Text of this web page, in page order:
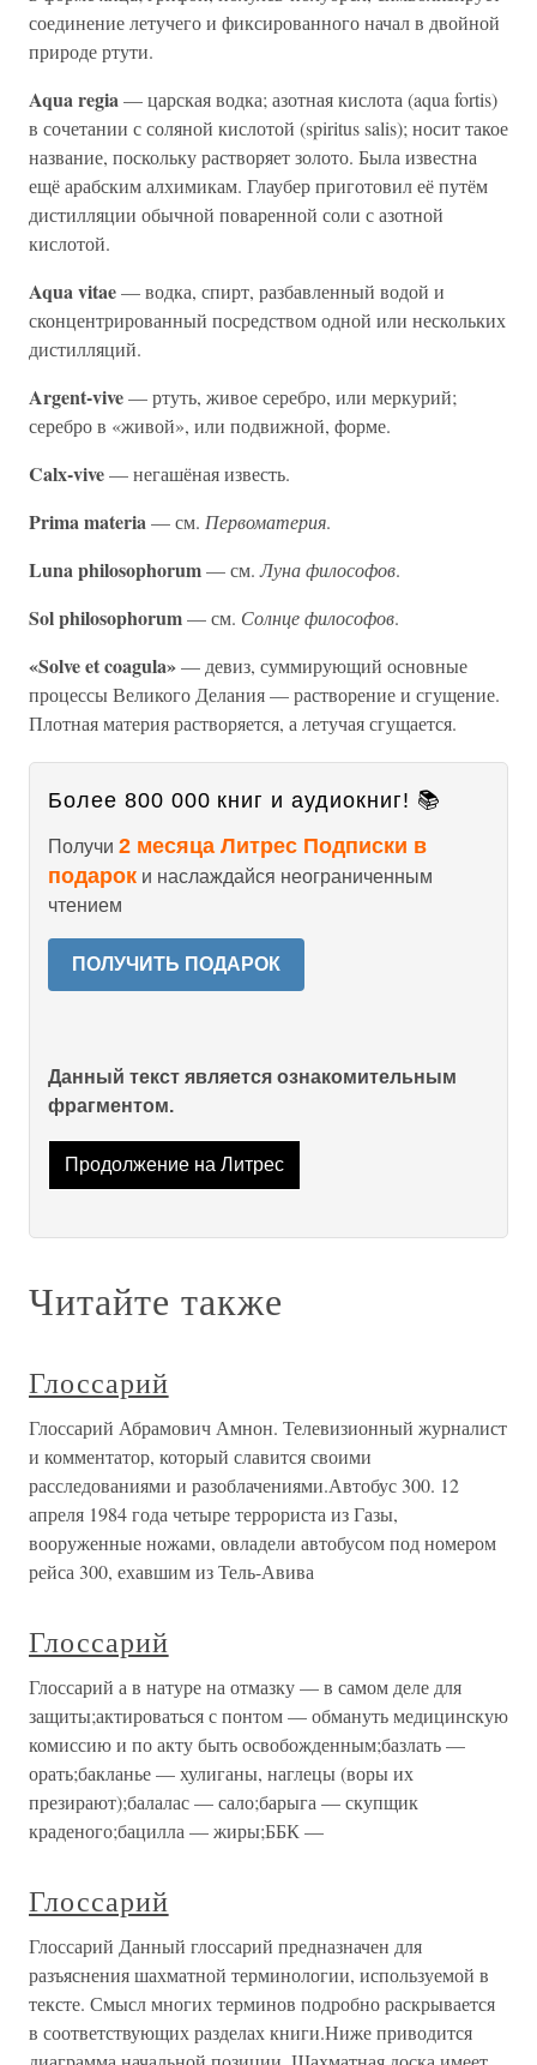
соединение летучего и фиксированного начал в двойной
природе ртути.
Aqua regia— царская водка; азотная кислота (aqua fortis)
в сочетании с соляной кислотой (spiritus salis); носит такое
название, поскольку растворяет золото. Была известна
ещё арабским алхимикам. Глаубер приготовил её путём
дистилляции обычной поваренной соли с азотной
кислотой.
Aqua vitae— водка, спирт, разбавленный водой и
сконцентрированный посредством одной или нескольких
дистилляций.
Argent-vive— ртуть, живое серебро, или меркурий;
серебро в «живой», или подвижной, форме.
Calx-vive— негашёная известь.
Prima materia— см. Первоматерия.
Luna philosophorum— см.Луна философов.
Sol philosophorum— см. Солнце философов.
«Solve et coagula»— девиз, суммирующий основные
процессы Великого Делания — растворение и сгущение.
Плотная материя растворяется, а летучая сгущается.
Более 800 000 книг и аудиокниг! 📚
Получи 2 месяца Литрес Подписки в
подарок и наслаждайся неограниченным
чтением
ПОЛУЧИТЬ ПОДАРОК
Данный текст является ознакомительным
фрагментом.
Продолжение на Литрес
Читайте также
Глоссарий
Глоссарий Абрамович Амнон. Телевизионный журналист
и комментатор, который славится своими
расследованиями и разоблачениями.Автобус 300. 12
апреля 1984 года четыре террориста из Газы,
вооруженные ножами, овладели автобусом под номером
рейса 300, ехавшим из Тель-Авива
Глоссарий
Глоссарий а в натуре на отмазку — в самом деле для
защиты;актироваться с понтом — обмануть медицинскую
комиссию и по акту быть освобожденным;базлать —
орать;бакланье — хулиганы, наглецы (воры их
презирают);балалас — сало;барыга — скупщик
краденого;бацилла — жиры;ББК —
Глоссарий
Глоссарий Данный глоссарий предназначен для
разъяснения шахматной терминологии, используемой в
тексте. Смысл многих терминов подробно раскрывается
в соответствующих разделах книги.Ниже приводится